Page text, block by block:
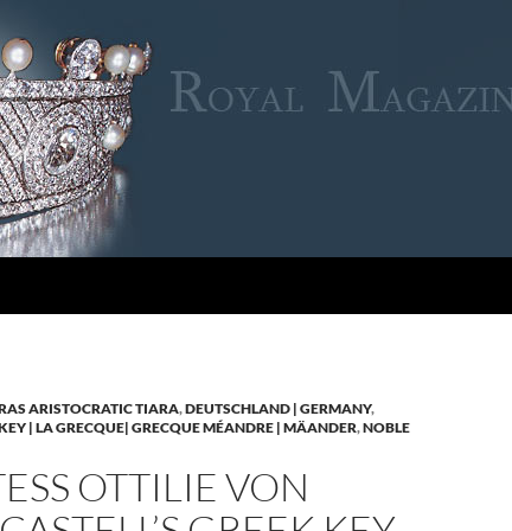
ARISTOCRATIC TIARA,DEUTSCHLAND | GERMANY,
| LA GRECQUE| GRECQUE MÉANDRE | MÄANDER,NOBLE
OTTILIE VON